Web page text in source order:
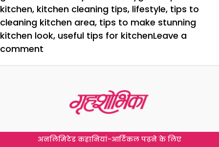
kitchen, kitchen cleaning tips, lifestyle, tips to
cleaning kitchen area, tips to make stunning
kitchen look, useful tips for kitchenLeave a
comment
स्वयंपाकघर
अनलिमिटेड कहानियां-आर्टिकल पढ़ने के लिए